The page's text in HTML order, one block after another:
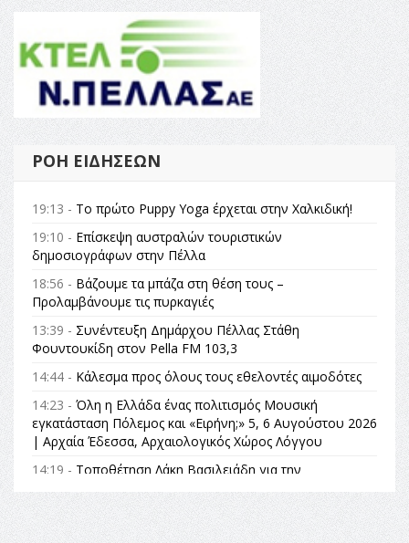
ΡΟΉ ΕΙΔΉΣΕΩΝ
19:13 - Το πρώτο Puppy Yoga έρχεται στην Χαλκιδική!
19:10 - Επίσκεψη αυστραλών τουριστικών
δημοσιογράφων στην Πέλλα
18:56 - Βάζουμε τα μπάζα στη θέση τους –
Προλαμβάνουμε τις πυρκαγιές
13:39 - Συνέντευξη Δημάρχου Πέλλας Στάθη
Φουντουκίδη στον Pella FM 103,3
14:44 - Κάλεσμα προς όλους τους εθελοντές αιμοδότες
14:23 - Όλη η Ελλάδα ένας πολιτισμός Μουσική
εγκατάσταση Πόλεμος και «Ειρήνη;» 5, 6 Αυγούστου 2026
| Αρχαία Έδεσσα, Αρχαιολογικός Χώρος Λόγγου
14:19 - Τοποθέτηση Λάκη Βασιλειάδη για την
Αναθεώρηση του Συντάγματος: «Σε τέτοιες κορυφαίες
θεσμικές διαδικασίες υπάρχει μόνο η ευθύνη απέναντι
στις επόμενες γενιές»